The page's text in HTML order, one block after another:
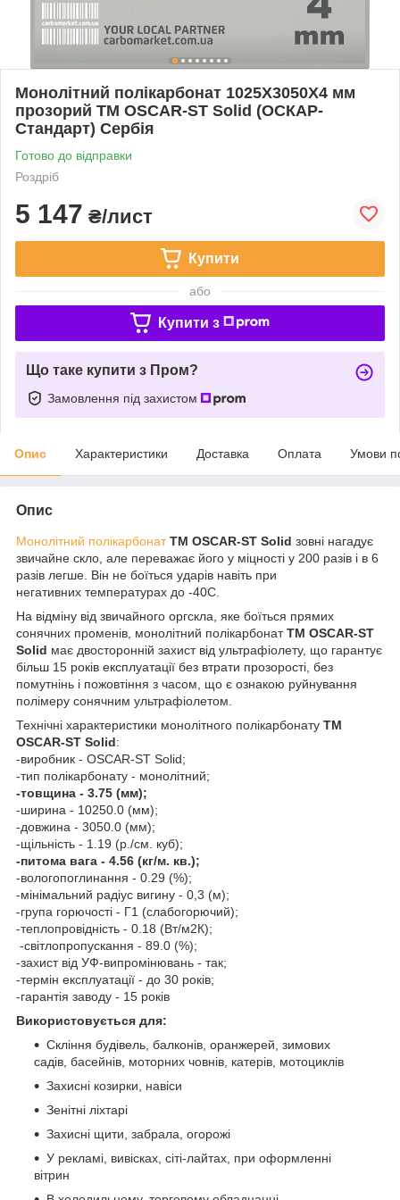
Монолітний полікарбонат 1025Х3050Х4 мм
прозорий TM OSCAR-ST Solid (ОСКАР-
Стандарт) Сербія
Готово до відправки
Роздріб
5 147 ₴/лист
Купити
або
Купити з
Що таке купити з Пром?
Замовлення під захистом
Опис Характеристики Доставка Оплата Умови
Опис
Монолітний полікарбонат ТМ OSCAR-ST Solid зовні нагадує
звичайне скло, але переважає його у міцності у 200 разів і в 6
разів легше. Він не боїться ударів навіть при
негативних температурах до -40С.
На відміну від звичайного оргскла, яке боїться прямих
сонячних променів, монолітний полікарбонатТМ OSCAR-ST
Solid має двосторонній захист від ультрафіолету, що гарантує
більш 15 років експлуатації без втрати прозорості, без
помутнінь і пожовтіння з часом, що є ознакою руйнування
полімеру сонячним ультрафіолетом.
Технічні характеристики монолітного полікарбонату ТМ
OSCAR-ST Solid:
-виробник - OSCAR-ST Solid;
-тип полікарбонату - монолітний;
-товщина - 3.75 (мм);
-ширина - 10250.0 (мм);
-довжина - 3050.0 (мм);
-щільність - 1.19 (р./см. куб);
-питома вага - 4.56 (кг/м. кв.);
-вологопоглинання - 0.29 (%);
-мінімальний радіус вигину - 0,3 (м);
-група горючості - Г1 (слабогорючий);
-теплопровідність - 0.18 (Вт/м2К);
-світлопропускання - 89.0 (%);
-захист від УФ-випромінювань - так;
-термін експлуатації - до 30 років;
-гарантія заводу - 15 років
Використовується для:
Скління будівель, балконів, оранжерей, зимових
садів, басейнів, моторних човнів, катерів, мотоциклів
Захисні козирки, навіси
Зенітні ліхтарі
Захисні щити, забрала, огорожі
У рекламі, вивісках, сіті-лайтах, при оформленні
вітрин